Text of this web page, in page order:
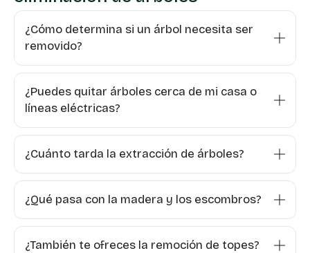
¿Cómo determina si un árbol necesita ser
removido?
¿Puedes quitar árboles cerca de mi casa o
líneas eléctricas?
¿Cuánto tarda la extracción de árboles?
¿Qué pasa con la madera y los escombros?
¿También te ofreces la remoción de topes?